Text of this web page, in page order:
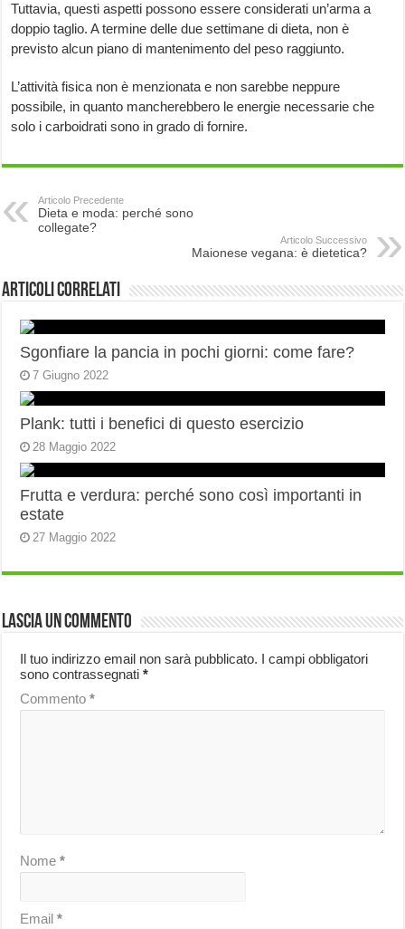
Tuttavia, questi aspetti possono essere considerati un’arma a
doppio taglio. A termine delle due settimane di dieta, non è
previsto alcun piano di mantenimento del peso raggiunto.
L’attività fisica non è menzionata e non sarebbe neppure
possibile, in quanto mancherebbero le energie necessarie che
solo i carboidrati sono in grado di fornire.
Articolo Precedente
Dieta e moda: perché sono
collegate?
Articolo Successivo
Maionese vegana: è dietetica?
Articoli correlati
Sgonfiare la pancia in pochi giorni: come fare?
7 Giugno 2022
Plank: tutti i benefici di questo esercizio
28 Maggio 2022
Frutta e verdura: perché sono così importanti in
estate
27 Maggio 2022
Lascia un commento
Il tuo indirizzo email non sarà pubblicato. I campi obbligatori
sono contrassegnati*
Commento*
Nome*
Email*